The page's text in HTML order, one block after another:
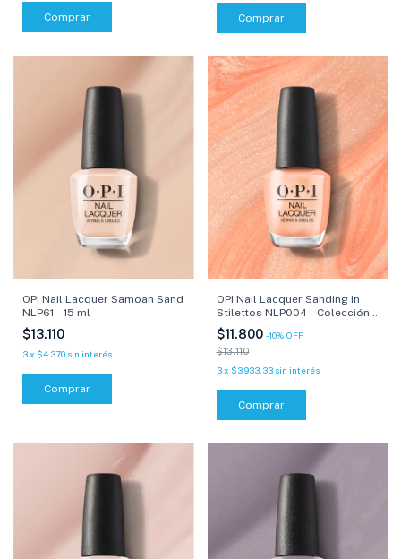
Comprar Comprar
OPI Nail Lacquer Samoan Sand
NLP61 - 15 ml
$13.110
3x $4.370 sin interés
Comprar
OPI Nail Lacquer Sanding in
Stilettos NLP004 - Colección
Summer Makes the Rules - 15
ml
$11.800 -10% OFF
$13.110
3 x $3.933,33 sin interés
Comprar